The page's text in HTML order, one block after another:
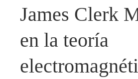
James Clerk
en la teoría